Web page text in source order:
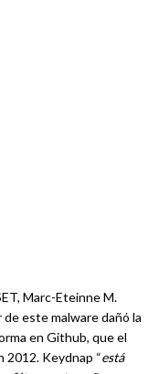
Marc-Eteinne M.
este malware dañó la
en Github, que el
2012. Keydnap “está